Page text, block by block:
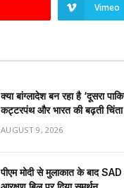
Vimeo
क्या बांग्लादेश बन रहा है ‘दूसरा
कट्टरपंथ और भारत की बढ़ती चिंता
AUGUST 9, 2026
पीएम मोदी से मुलाकात के बाद SAD